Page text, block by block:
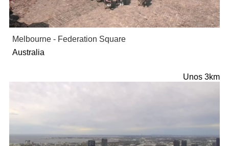
Melbourne - Federation Square
Australia
Unos 3km